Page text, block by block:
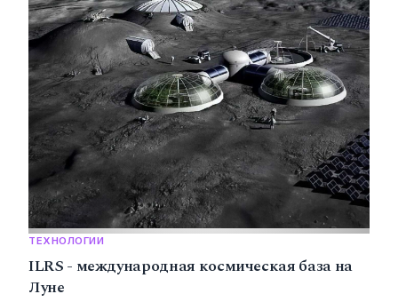
ТЕХНОЛОГИИ
ILRS - международная космическая база на
Луне